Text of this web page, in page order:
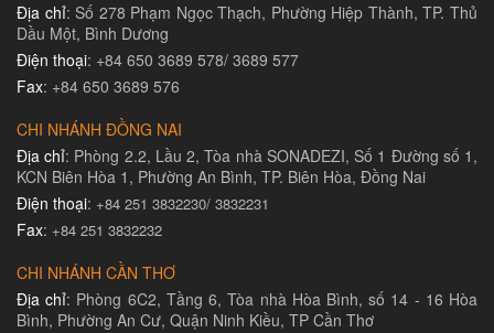
Địa chỉ: Số 278 Phạm Ngọc Thạch, Phường Hiệp Thành, TP. Thủ
Dầu Một, Bình Dương
Điện thoại: +84 650 3689 578/ 3689 577
Fax: +84 650 3689 576
CHI NHÁNH ĐỒNG NAI
Địa chỉ: Phòng 2.2, Lầu 2, Tòa nhà SONADEZI, Số 1 Đường số 1,
KCN Biên Hòa 1, Phường An Bình, TP. Biên Hòa, Đồng Nai
Điện thoại: +84 251 3832230/ 3832231​
Fax: +84 251 3832232
CHI NHÁNH CẦN THƠ
Địa chỉ: Phòng 6C2, Tầng 6, Tòa nhà Hòa Bình, số 14 - 16 Hòa
Bình, Phường An Cư, Quận Ninh Kiều, TP Cần Thơ